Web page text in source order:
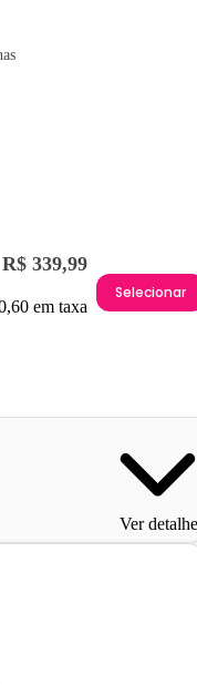
R$ 339,99
em taxa
Selecionar
Ver